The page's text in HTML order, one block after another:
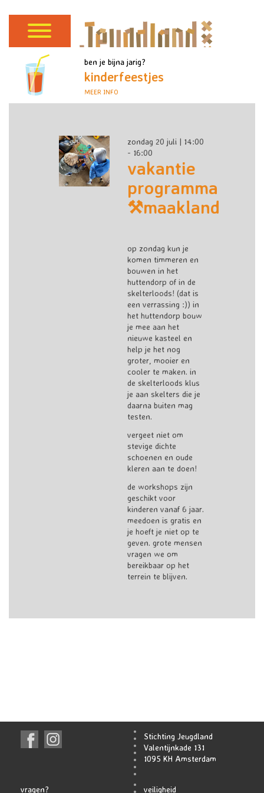
ben je bijna jarig?
kinderfeestjes
MEER INFO
zondag 20 juli | 14:00
- 16:00
vakantie
programma
⚒️maakland
op zondag kun je
komen timmeren en
bouwen in het
huttendorp of in de
skelterloods! (dat is
een verrassing :)) in
het huttendorp bouw
je mee aan het
nieuwe kasteel en
help je het nog
groter, mooier en
cooler te maken. in
de skelterloods klus
je aan skelters die je
daarna buiten mag
testen.
vergeet niet om
stevige dichte
schoenen en oude
kleren aan te doen!
de workshops zijn
geschikt voor
kinderen vanaf 6 jaar.
meedoen is gratis en
je hoeft je niet op te
geven. grote mensen
vragen we om
bereikbaar op het
terrein te blijven.
Stichting Jeugdland
Valentijnkade 131
1095 KH Amsterdam
vragen? veiligheid